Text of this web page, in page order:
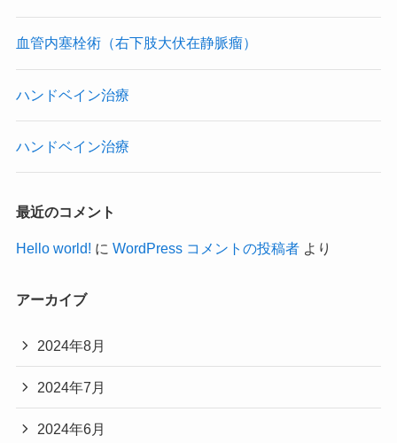
血管内塞栓術（右下肢大伏在静脈瘤）
ハンドベイン治療
ハンドベイン治療
最近のコメント
Hello world! に WordPress コメントの投稿者より
アーカイブ
2024年8月
2024年7月
2024年6月